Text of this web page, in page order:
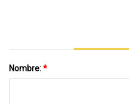
Nombre:*